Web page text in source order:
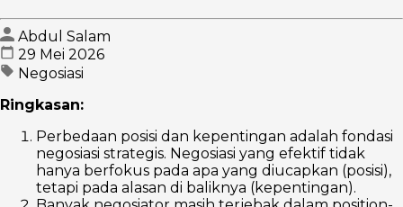
Abdul Salam
29 Mei 2026
Negosiasi
Ringkasan:
Perbedaan posisi dan kepentingan adalah fondasi
negosiasi strategis. Negosiasi yang efektif tidak
hanya berfokus pada apa yang diucapkan (posisi),
tetapi pada alasan di baliknya (kepentingan).